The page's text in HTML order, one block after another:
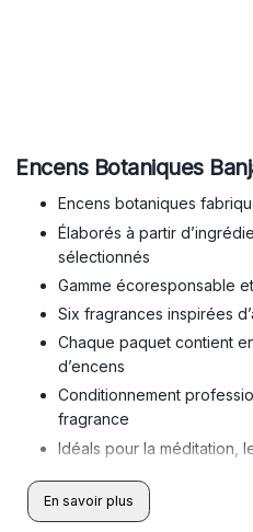
Encens Botaniques
Encens botaniques
Élaborés à partir
sélectionnés
Gamme écoresponsable
Six fragrances inspirées
Chaque paquet contient
d’encens
Conditionnement
fragrance
Idéals pour la méditation,
Parfaits pour boutiques
magasins spécialisés
En savoir plus